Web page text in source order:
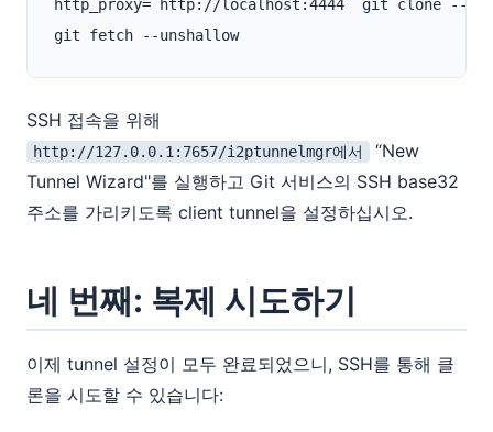
http_proxy=`http://localhost:4444` git clone --
SSH 접속을 위해
http://127.0.0.1:7657/i2ptunnelmgr에서
“New
Tunnel Wizard"를 실행하고 Git 서비스의 SSH base32
주소를 가리키도록 client tunnel을 설정하십시오.
네 번째: 복제 시도하기
이제 tunnel 설정이 모두 완료되었으니, SSH를 통해 클
론을 시도할 수 있습니다: